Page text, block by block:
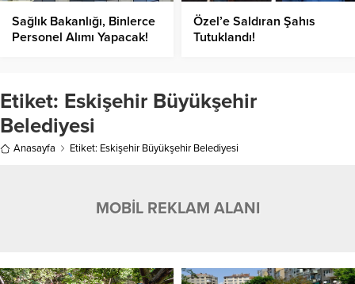
Sağlık Bakanlığı, Binlerce
Personel Alımı Yapacak!
Özel’e Saldıran Şahıs
Tutuklandı!
Etiket: Eskişehir Büyükşehir
Belediyesi
Anasayfa Etiket: Eskişehir Büyükşehir Belediyesi
MOBİL REKLAM ALANI